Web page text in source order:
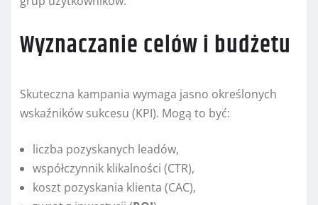
Wyznaczanie celów i budżetu
Skuteczna kampania wymaga jasno określonych
wskaźników sukcesu (KPI). Mogą to być:
liczba pozyskanych leadów,
współczynnik klikalności (CTR),
koszt pozyskania klienta (CAC),